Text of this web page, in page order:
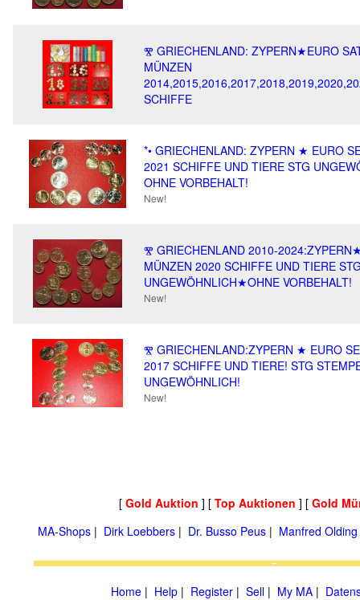
Ⰺ GRIECHENLAND: ZYPERN★EURO
MÜNZEN
SCHIFFE
*• GRIECHENLAND: ZYPERN ★ EURO
2021 SCHIFFE UND TIERE STG
OHNE VORBEHALT!
New!
Ⰺ GRIECHENLAND 2010-
MÜNZEN 2020 SCHIFFE UND TIERE
UNGEWÖHNLICH★OHNE VORBEHALT!
New!
Ⰺ GRIECHENLAND:ZYPERN ★ EURO
2017 SCHIFFE UND TIERE! STG
UNGEWÖHNLICH!
New!
[ Gold Auktion ] [ Top Auktionen ] [ Gold
MA-Shops | Dirk Loebbers | Dr. Busso Peus | Manfred Olding
Home | Help | Register | Sell | My MA |